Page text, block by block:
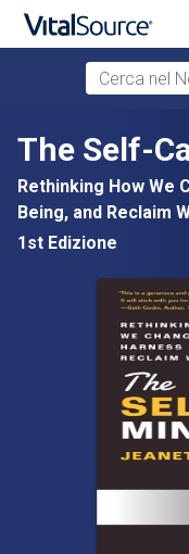
Passa al contenuto
Cerca nel
The Self-
Rethinking How We
Being, and Reclaim
1st Edizione